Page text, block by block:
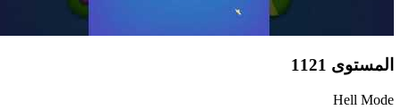
المستوى 1121
Hell Mode